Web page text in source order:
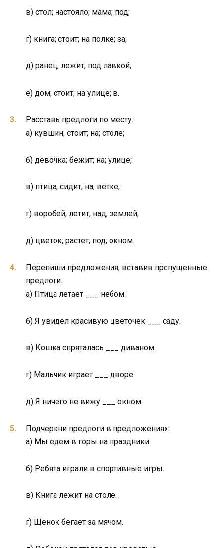
в) стол; настояло; мама; под;
г) книга; стоит; на полке; за;
д) ранец; лежит; под лавкой;
е) дом; стоит; на улице; в.
Расставь предлоги по месту.
а) кувшин; стоит; на; столе;
б) девочка; бежит; на; улице;
в) птица; сидит; на; ветке;
г) воробей; летит; над; землей;
д) цветок; растет; под; окном.
Перепиши предложения, вставив пропущенные
предлоги.
а) Птица летает ___ небом.
б) Я увидел красивую цветочек ___ саду.
в) Кошка спряталась ___ диваном.
г) Мальчик играет ___ дворе.
д) Я ничего не вижу ___ окном.
Подчеркни предлоги в предложениях:
а) Мы едем в горы на праздники.
б) Ребята играли в спортивные игры.
в) Книга лежит на столе.
г) Щенок бегает за мячом.